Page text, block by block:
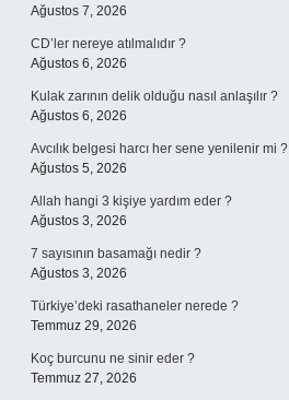
Ağustos 7, 2026
CD’ler nereye atılmalıdır ?
Ağustos 6, 2026
Kulak zarının delik olduğu nasıl anlaşılır ?
Ağustos 6, 2026
Avcılık belgesi harcı her sene yenilenir mi ?
Ağustos 5, 2026
Allah hangi 3 kişiye yardım eder ?
Ağustos 3, 2026
7 sayısının basamağı nedir ?
Ağustos 3, 2026
Türkiye’deki rasathaneler nerede ?
Temmuz 29, 2026
Koç burcunu ne sinir eder ?
Temmuz 27, 2026